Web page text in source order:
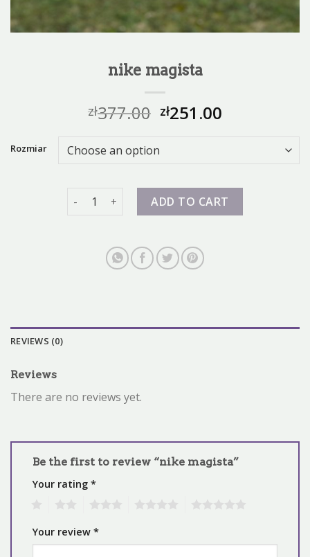
nike magista
zł377.00 zł251.00
Rozmiar
nike magista quantityADD TO CART
REVIEWS (0)
Reviews
There are no reviews yet.
Be the first to review “nike magista”
Your rating *
Your review *